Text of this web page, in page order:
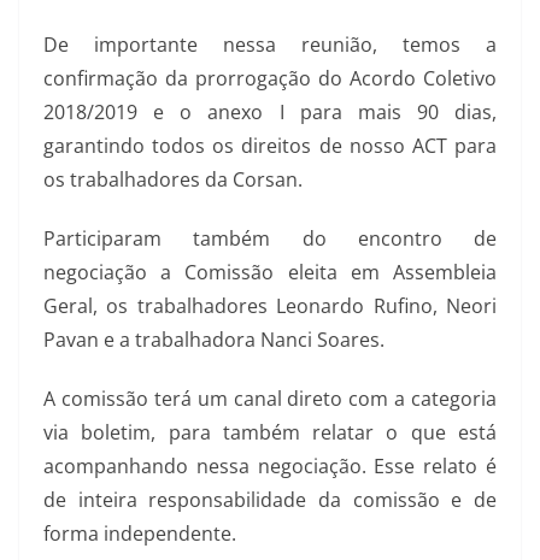
De importante nessa reunião, temos a
confirmação da prorrogação do Acordo Coletivo
2018/2019 e o anexo I para mais 90 dias,
garantindo todos os direitos de nosso ACT para
os trabalhadores da Corsan.
Participaram também do encontro de
negociação a Comissão eleita em Assembleia
Geral, os trabalhadores Leonardo Rufino, Neori
Pavan e a trabalhadora Nanci Soares.
A comissão terá um canal direto com a categoria
via boletim, para também relatar o que está
acompanhando nessa negociação. Esse relato é
de inteira responsabilidade da comissão e de
forma independente.